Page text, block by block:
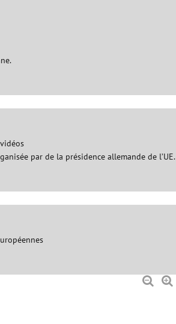
par de la présidence allemande de